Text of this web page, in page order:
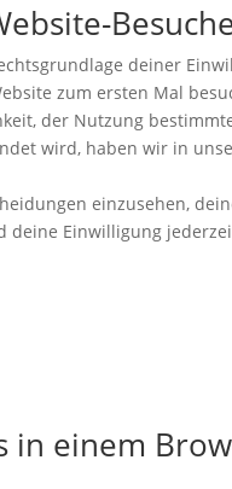
deiner
zum ersten Mal
der Nutzung
wird, haben wir in
einzusehen,
deine Einwilligung
in einem